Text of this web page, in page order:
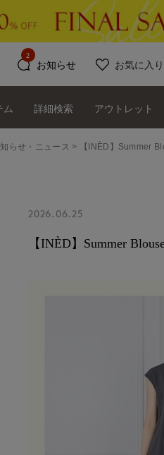
お知らせ
2
お気に入り
ム 詳細検索 アウトレット
らせ・ニュース 【INÈD】Summer
2026.06.25
【INÈD】Summer